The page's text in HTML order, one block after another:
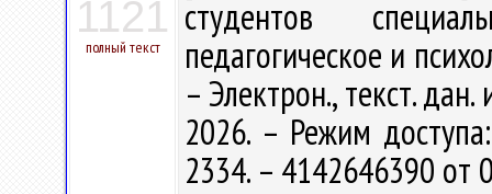
1121
полный текст
студентов
педагогическое и
– Электрон., текст.
2026. – Режим
2334. – 4142646390 от